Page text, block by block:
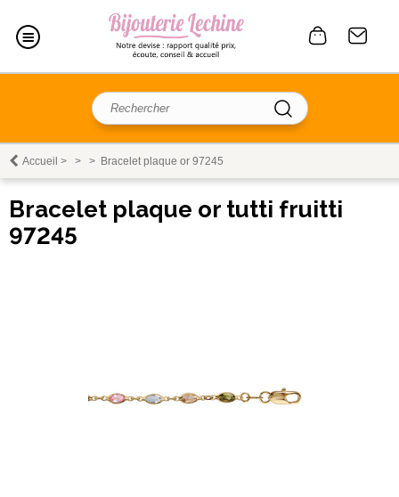
Accueil > > > Bracelet plaque or 97245
Bracelet plaque or tutti fruitti
97245